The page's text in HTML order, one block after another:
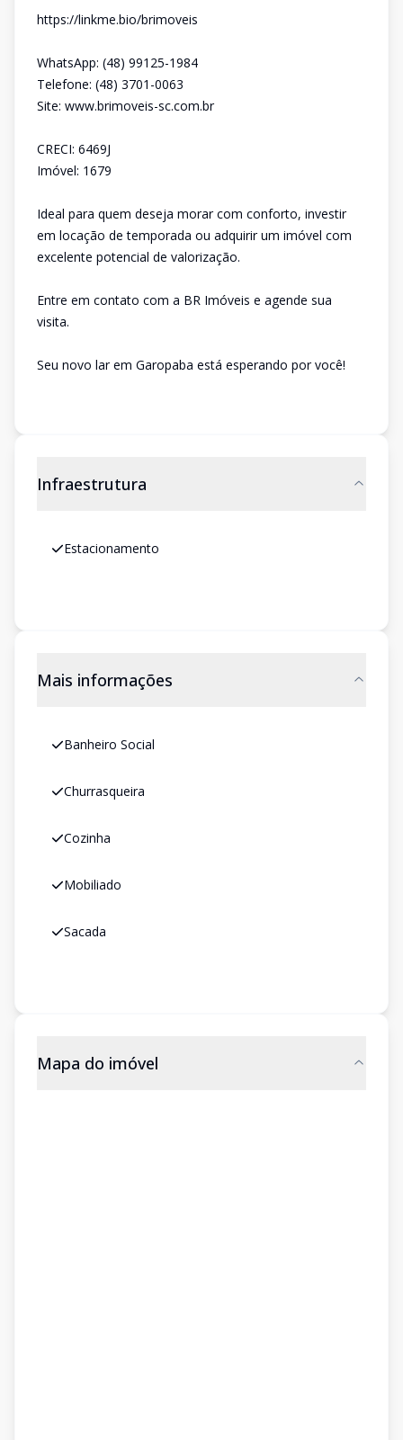
https://linkme.bio/brimoveis
WhatsApp: (48) 99125-1984
Telefone: (48) 3701-0063
Site: www.brimoveis-sc.com.br
CRECI: 6469J
Imóvel: 1679
Ideal para quem deseja morar com conforto, investir
em locação de temporada ou adquirir um imóvel com
excelente potencial de valorização.
Entre em contato com a BR Imóveis e agende sua
visita.
Seu novo lar em Garopaba está esperando por você!
Infraestrutura
Estacionamento
Mais informações
Banheiro Social
Churrasqueira
Cozinha
Mobiliado
Sacada
Mapa do imóvel